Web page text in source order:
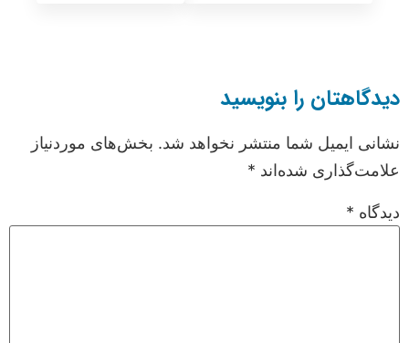
دیدگاهتان را بنویسید
نشانی ایمیل شما منتشر نخواهد شد. بخش‌های موردنیاز
علامت‌گذاری شده‌اند *
دیدگاه *